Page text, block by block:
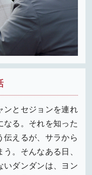
ンとセジョンを連れ
る。それを知った
伝えるが、サラから
。そんなある日、
いダンダンは、ヨン